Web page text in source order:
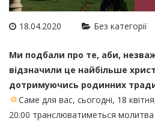
18.04.2020 Без категорії
Ми подбали про те, аби,
відзначили це найбільше
дотримуючись родинних
Саме для вас, сьогодні, 18
20:00 транслюватиметься